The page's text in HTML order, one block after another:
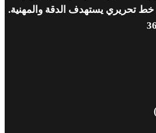
خط تحريري يستهدف الدقة والمهنية.